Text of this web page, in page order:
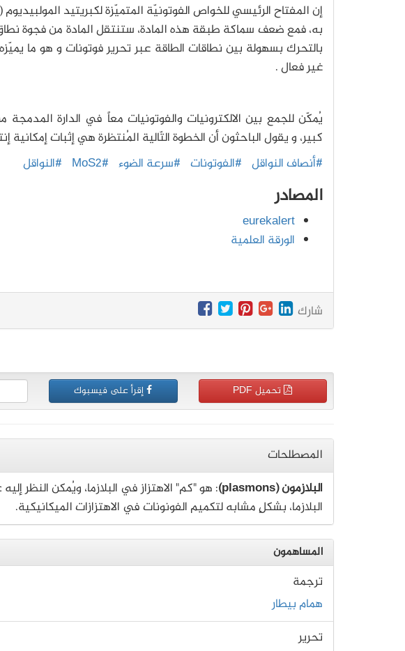
إن المفتاح الرئيسي للخواص الفوتونيّة المتميّزة لكبريتيد المولبيديوم
به، فمع ضعف سماكة طبقة هذه المادة، ستنتقل المادة من فجوة
بالتحرك بسهولة بين نطاقات الطاقة عبر تحرير فوتونات و هو ما
غير فعال .
يُمكّن للجمع بين الالكترونيات والفوتونيات معاً في الدارة
كبير، و يقول الباحثون أن الخطوة التّالية المُنتظرة هي إثبات إمكانية
#أنصاف النواقل #الفوتونات #سرعة الضوء #MoS2 #النواقل
المصادر
eurekalert
الورقة العلمية
شارك
تحميل PDF إقرأ على فيسبوك
المصطلحات
البلازمون (plasmons)
: هو "كم" الاهتزاز في البلازما، ويُمكن النظر
البلازما، بشكلٍ مشابه لتكميم الفونونات في الاهتزازات الميكانيكية.
المساهمون
ترجمة
همام بيطار
تحرير